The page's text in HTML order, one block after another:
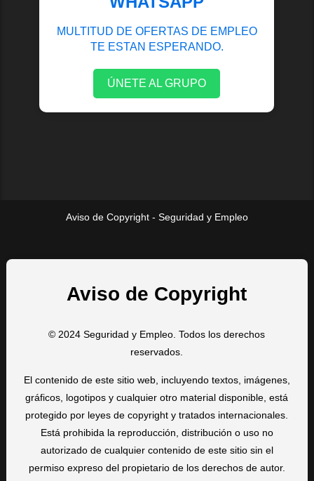
MULTITUD DE OFERTAS DE EMPLEO
TE ESTAN ESPERANDO.
ÚNETE AL GRUPO
Aviso de Copyright - Seguridad y Empleo
Aviso de Copyright
© 2024 Seguridad y Empleo. Todos los derechos
reservados.
El contenido de este sitio web, incluyendo textos, imágenes,
gráficos, logotipos y cualquier otro material disponible, está
protegido por leyes de copyright y tratados internacionales.
Está prohibida la reproducción, distribución o uso no
autorizado de cualquier contenido de este sitio sin el
permiso expreso del propietario de los derechos de autor.